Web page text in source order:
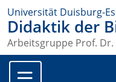
Universität Duisburg-
Didaktik der
Arbeitsgruppe Prof. Dr.